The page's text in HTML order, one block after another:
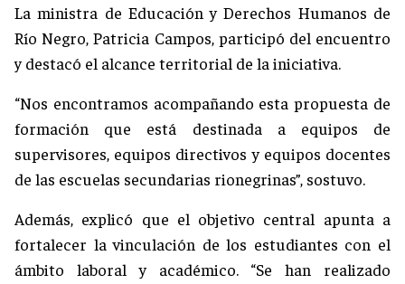
La ministra de Educación y Derechos Humanos de
Río Negro, Patricia Campos, participó del encuentro
y destacó el alcance territorial de la iniciativa.
“Nos encontramos acompañando esta propuesta de
formación que está destinada a equipos de
supervisores, equipos directivos y equipos docentes
de las escuelas secundarias rionegrinas”, sostuvo.
Además, explicó que el objetivo central apunta a
fortalecer la vinculación de los estudiantes con el
ámbito laboral y académico. “Se han realizado